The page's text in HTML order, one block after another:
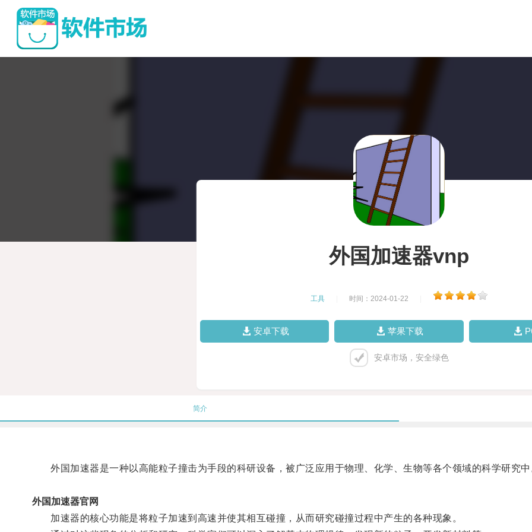
外国加速器vnp
工具 时间：2024-01-22
安卓下载 苹果下载
安卓市场，安全绿色
简介
外国加速器是一种以高能粒子撞击为手段的科研设备，被广泛应用于物理、化学、生物等各个领域的科学研究中
外国加速器官网
加速器的核心功能是将粒子加速到高速并使其相互碰撞，从而研究碰撞过程中产生的各种现象。